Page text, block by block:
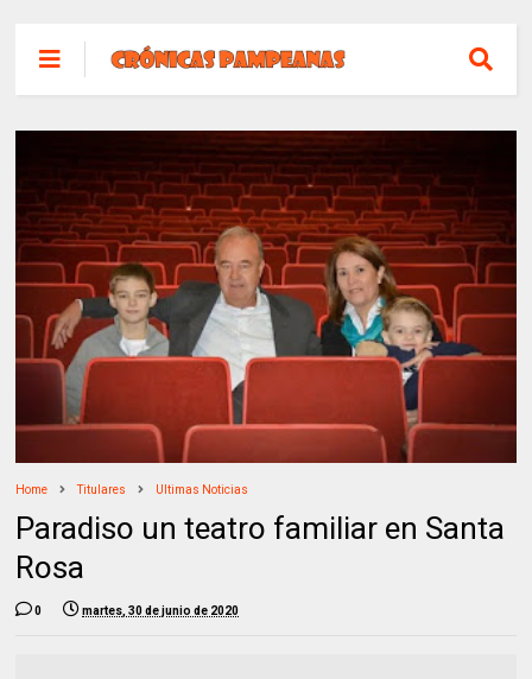
Home Titulares Ultimas Noticias
Paradiso un teatro familiar en Santa
Rosa
0 martes, 30 de junio de 2020